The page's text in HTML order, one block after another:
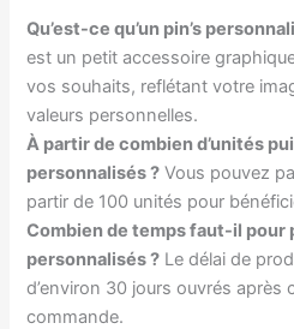
Qu’est-ce qu’un pin’s
est un petit accessoire
vos souhaits, reflétant votre
valeurs personnelles.
À partir de combien d’unités
personnalisés ? Vous pouvez
partir de 100 unités pour
Combien de temps faut-il pour
personnalisés ? Le délai de
d’environ 30 jours ouvrés
commande.